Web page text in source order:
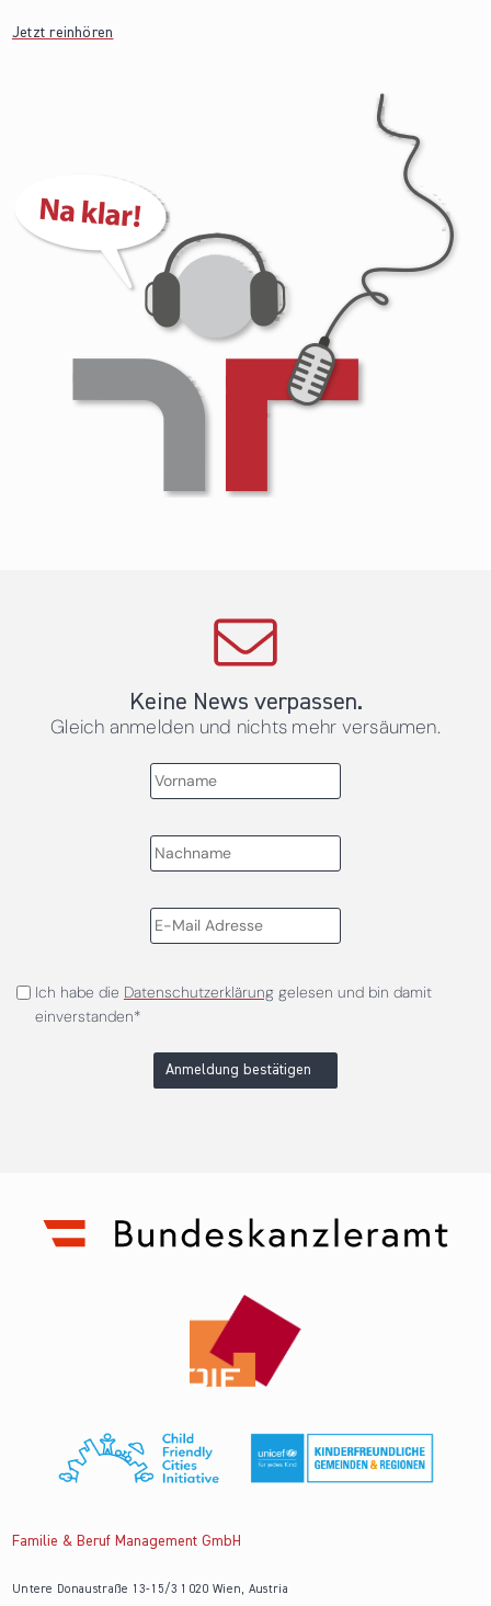
Jetzt reinhören
Keine News verpassen.
Gleich anmelden und nichts mehr versäumen.
Ich habe die Datenschutzerklärunggelesen und bin damit
einverstanden*
Anmeldung bestätigen
Familie & Beruf Management GmbH
Untere Donaustraße 13-15/3 1020 Wien, Austria